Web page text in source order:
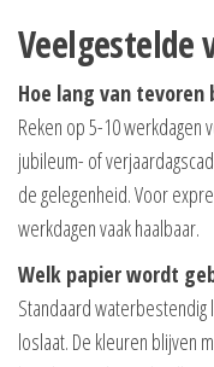
Veelgestelde
Hoe lang van tevoren
Reken op 5-10 werkdagen
jubileum- of
de gelegenheid. Voor
werkdagen vaak haalbaar.
Welk papier wordt
Standaard
loslaat. De kleuren blijven